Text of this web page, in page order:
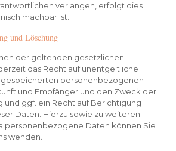
verlangen, erfolgt dies
machbar ist.
und Löschung
der geltenden gesetzlichen
das Recht auf unentgeltliche
gespeicherten personenbezogenen
und Empfänger und den Zweck der
und ggf. ein Recht auf Berichtigung
Daten. Hierzu sowie zu weiteren
personenbezogene Daten können Sie
wenden.